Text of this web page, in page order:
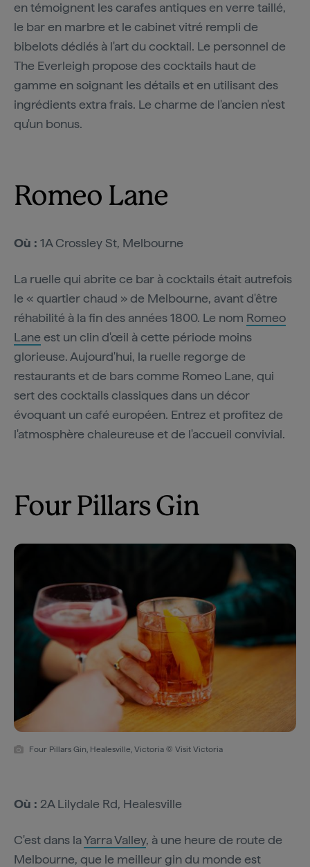
en témoignent les carafes antiques en verre taillé,
le bar en marbre et le cabinet vitré rempli de
bibelots dédiés à l'art du cocktail. Le personnel de
The Everleigh propose des cocktails haut de
gamme en soignant les détails et en utilisant des
ingrédients extra frais. Le charme de l'ancien n'est
qu'un bonus.
Romeo Lane
Où : 1A Crossley St, Melbourne
La ruelle qui abrite ce bar à cocktails était autrefois
le « quartier chaud » de Melbourne, avant d'être
réhabilité à la fin des années 1800. Le nom Romeo
Lane est un clin d'œil à cette période moins
glorieuse. Aujourd'hui, la ruelle regorge de
restaurants et de bars comme Romeo Lane, qui
sert des cocktails classiques dans un décor
évoquant un café européen. Entrez et profitez de
l'atmosphère chaleureuse et de l'accueil convivial.
Four Pillars Gin
Four Pillars Gin, Healesville, Victoria © Visit Victoria
Où : 2A Lilydale Rd, Healesville
C'est dans laYarra Valley, à une heure de route de
Melbourne, que le meilleur gin du monde est